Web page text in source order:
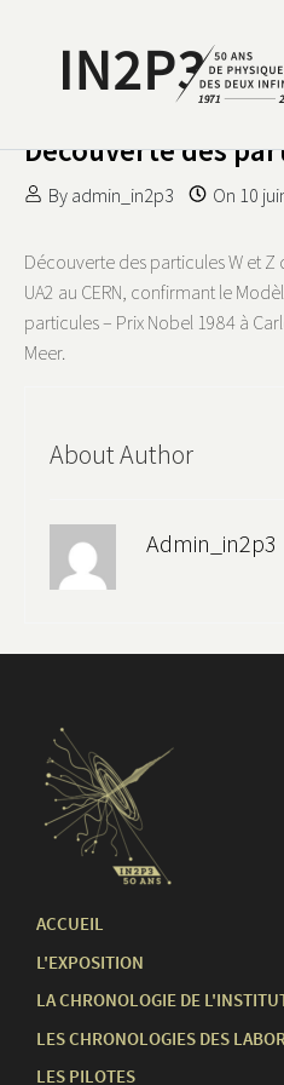
IN2P3 50 ANS DE
Découverte des
By admin_in2p3 On 10
Découverte des particules W et Z
UA2 au CERN, confirmant le
particules – Prix Nobel 1984 à
Meer.
About Author
Admin_in2p3
ACCUEIL
L'EXPOSITION
LA CHRONOLOGIE DE
LES CHRONOLOGIES DES
LES PILOTES